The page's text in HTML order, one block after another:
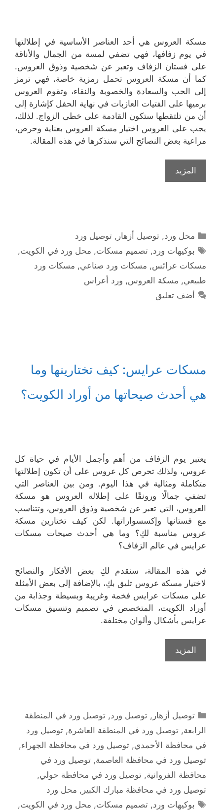
مسكة العروس هي أحد العناصر الأساسية في إطلالتها
في يوم زفافها، فهي تضفي لمسة من الجمال والأناقة
على فستان الزفاف وتعبر عن شخصية وذوق العروس.
كما أن مسكة العروس تحمل رمزية خاصة، فهي ترمز
إلى الحب والسعادة والخصوبة والنقاء، وتقوم العروس
برميها على الفتيات العازبات في نهاية الحفل كإشارة إلى
أن من تلتقطها ستكون القادمة على خطى الزواج. لذلك،
يجب على العروس اختيار مسكة العروس بعناية وحرص،
مراعية بعض النصائح التي سنذكرها في هذه المقالة.
المزيد
التصنيفات
محل ورد,توصيل أزهار ,توصيل ورد
الوسوم
بوكيهات ورد,تصميم مسكات, محل ورد في الكويت,
مسكات عرائس, مسكات ورد صناعي, مسكات ورد
طبيعي, مسكة العروس, ورد أعراس
أضف تعليق
مسكات عرايس: كيف تختارينها وما
هي أحدث صيحاتها من أوراد الكويت؟
يعتبر يوم الزفاف من أهم وأجمل الأيام في حياة كل
عروس، ولذلك تحرص كل عروس على أن تكون إطلالتها
متكاملة ومثالية في هذا اليوم. ومن بين العناصر التي
تضفي جمالًا ورونقًا على إطلالة العروس هو مسكة
العروس، التي تعبر عن شخصية وذوق العروس، وتتناسب
مع فستانها وإكسسواراتها. لكن كيف تختارين مسكة
عروس مناسبة لكِ؟ وما هي أحدث صيحات مسكات
عرايس في عالم الزفاف؟
في هذه المقالة، سنقدم لكِ بعض الأفكار والنصائح
لاختيار مسكة عروس تليق بكِ، بالإضافة إلى بعض الأمثلة
على مسكات عرايس فخمة وغريبة وبسيطة وجذابة من
أوراد الكويت، المتخصص في تصميم وتنسيق مسكات
عرايس بأشكال وألوان مختلفة.
المزيد
التصنيفات
توصيل أزهار ,توصيل ورد,توصيل ورد في المنطقة
الرابعة, توصيل ورد في المنطقة العاشرة, توصيل ورد
في محافظة الأحمدي, توصيل ورد في محافظة الجهراء,
توصيل ورد في محافظة العاصمة, توصيل ورد في
محافظة الفروانية, توصيل ورد في محافظة حولي,
توصيل ورد في محافظة مبارك الكبير , محل ورد
الوسوم
بوكيهات ورد,تصميم مسكات, محل ورد في الكويت,